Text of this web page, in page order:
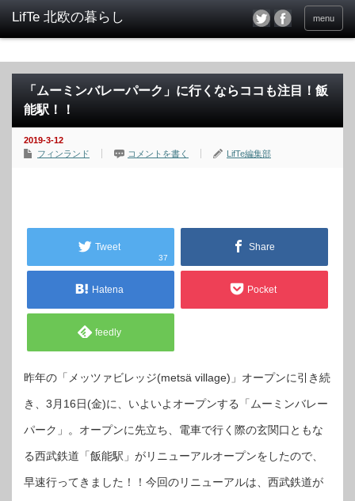
menu
「ムーミンバレーパーク」に行くならココも注目！飯
能駅！！
2019-3-12
フィンランド
コメントを書く LifTe編集部
Tweet
37
Share
Hatena Pocket
feedly
昨年の「メッツァビレッジ(metsä village)」オープンに引き続
き、3月16日(金)に、いよいよオープンする「ムーミンバレー
パーク」。オープンに先立ち、電車で行く際の玄関口ともな
る西武鉄道「飯能駅」がリニューアルオープンをしたので、
早速行ってきました！！今回のリニューアルは、西武鉄道が